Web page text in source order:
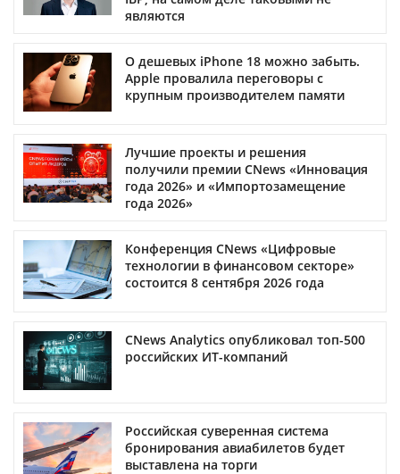
являются
О дешевых iPhone 18 можно забыть.
Apple провалила переговоры с
крупным производителем памяти
Лучшие проекты и решения
получили премии CNews «Инновация
года 2026» и «Импортозамещение
года 2026»
Конференция CNews «Цифровые
технологии в финансовом секторе»
состоится 8 сентября 2026 года
CNews Analytics опубликовал топ-500
российских ИТ-компаний
Российская суверенная система
бронирования авиабилетов будет
выставлена на торги